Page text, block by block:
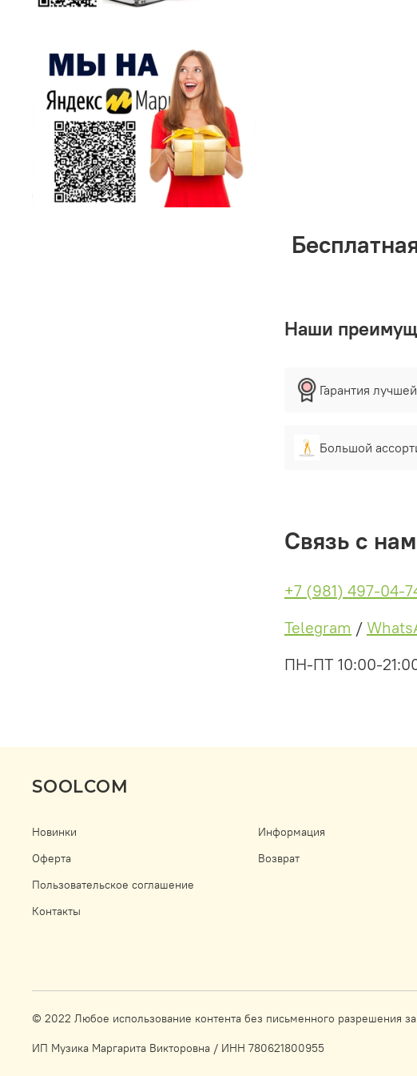
Наши
Гарантия
Большой
Связь с
+7 (981) 497-04-
Telegram /
ПН-ПТ 10:00-
SOOLCOM
Новинки
Оферта
Пользовательское соглашение
Контакты
Информация
Возврат
© 2022 Любое использование контента без письменного разрешения
ИП Музика Маргарита Викторовна / ИНН 780621800955